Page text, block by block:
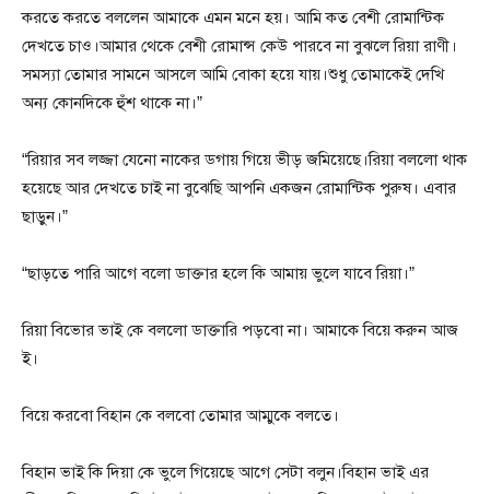
করতে করতে বললেন আমাকে এমন মনে হয়। আমি কত বেশী রোমান্টিক
দেখতে চাও।আমার থেকে বেশী রোমান্স কেউ পারবে না বুঝলে রিয়া রাণী।
সমস্যা তোমার সামনে আসলে আমি বোকা হয়ে যায়।শুধু তোমাকেই দেখি
অন্য কোনদিকে হুঁশ থাকে না।”
“রিয়ার সব লজ্জা যেনো নাকের ডগায় গিয়ে ভীড় জমিয়েছে।রিয়া বললো থাক
হয়েছে আর দেখতে চাই না বুঝেছি আপনি একজন রোমান্টিক পুরুষ। এবার
ছাড়ুন।”
“ছাড়তে পারি আগে বলো ডাক্তার হলে কি আমায় ভুলে যাবে রিয়া।”
রিয়া বিভোর ভাই কে বললো ডাক্তারি পড়বো না। আমাকে বিয়ে করুন আজ
ই।
বিয়ে করবো বিহান কে বলবো তোমার আম্মুকে বলতে।
বিহান ভাই কি দিয়া কে ভুলে গিয়েছে আগে সেটা বলুন।বিহান ভাই এর